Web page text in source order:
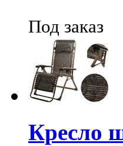
Под заказ
Кресло